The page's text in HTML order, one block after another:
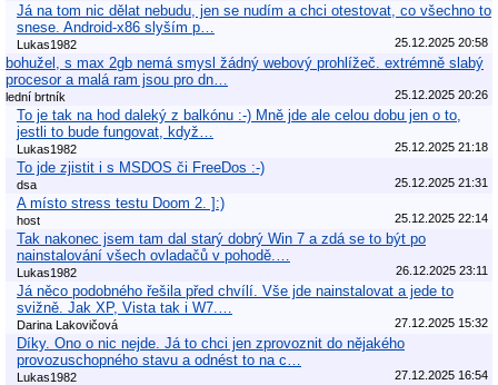
Já na tom nic dělat nebudu, jen se nudím a chci otestovat, co všechno to
snese. Android-x86 slyším p…
Lukas1982 25.12.2025 20:58
bohužel, s max 2gb nemá smysl žádný webový prohlížeč. extrémně slabý
procesor a malá ram jsou pro dn…
lední brtník 25.12.2025 20:26
To je tak na hod daleký z balkónu :-) Mně jde ale celou dobu jen o to,
jestli to bude fungovat, když…
Lukas1982 25.12.2025 21:18
To jde zjistit i s MSDOS či FreeDos :-)
dsa 25.12.2025 21:31
A místo stress testu Doom 2. ]:)
host 25.12.2025 22:14
Tak nakonec jsem tam dal starý dobrý Win 7 a zdá se to být po
nainstalování všech ovladačů v pohodě.…
Lukas1982 26.12.2025 23:11
Já něco podobného řešila před chvílí. Vše jde nainstalovat a jede to
svižně. Jak XP, Vista tak i W7.…
Darina Lakovičová 27.12.2025 15:32
Díky. Ono o nic nejde. Já to chci jen zprovoznit do nějakého
provozuschopného stavu a odnést to na c…
Lukas1982 27.12.2025 16:54